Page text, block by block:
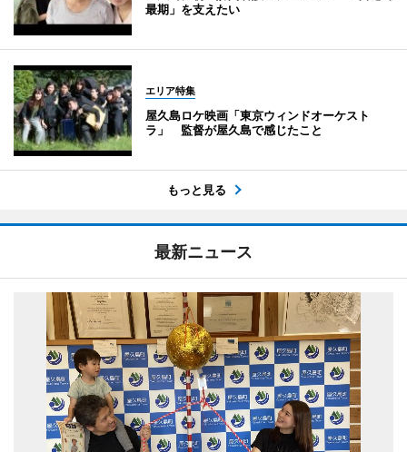
最期」を支えたい
エリア特集
屋久島ロケ映画「東京ウィンドオーケスト
ラ」 監督が屋久島で感じたこと
もっと見る
最新ニュース